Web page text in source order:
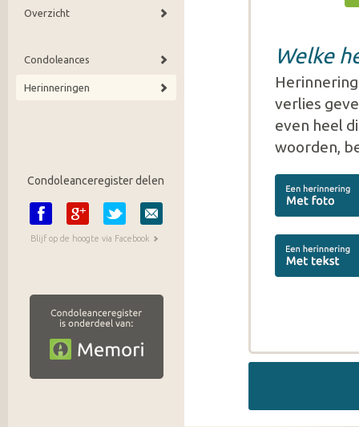
Welke
verlies
even heel
woorden,
Overzicht
Condoleances
Herinneringen
Condoleanceregister delen
Blijf op de hoogte via Facebook